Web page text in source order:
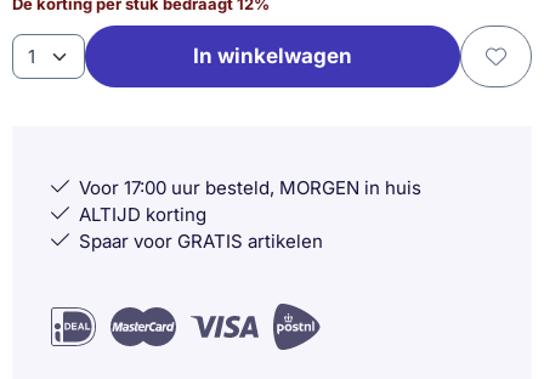
Aantal In winkelwagen
Voor 17:00 uur besteld, MORGEN in huis
ALTIJD korting
Spaar voor GRATIS artikelen